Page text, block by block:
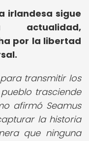
irlandesa sigue
por la libertad
transmitir los
trasciende
afirmó Seamus
la historia
que ninguna